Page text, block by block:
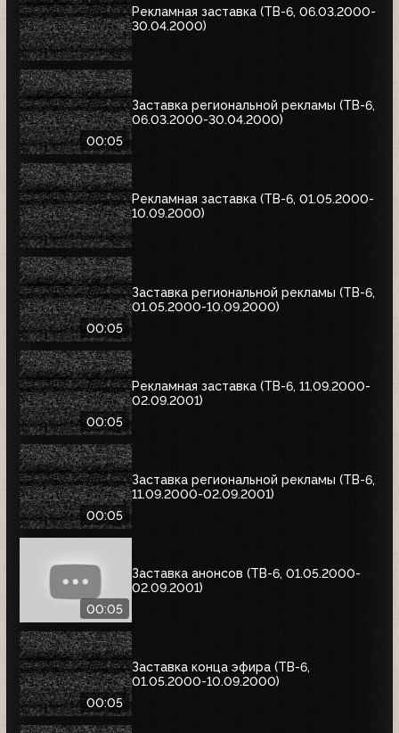
Рекламная заставка (ТВ-6, 06.03.2000-
30.04.2000)
00:05
Заставка региональной рекламы (ТВ-6,
06.03.2000-30.04.2000)
Рекламная заставка (ТВ-6, 01.05.2000-
10.09.2000)
00:05
Заставка региональной рекламы (ТВ-6,
01.05.2000-10.09.2000)
00:05
Рекламная заставка (ТВ-6, 11.09.2000-
02.09.2001)
00:05
Заставка региональной рекламы (ТВ-6,
11.09.2000-02.09.2001)
00:05
Заставка анонсов (ТВ-6, 01.05.2000-
02.09.2001)
00:05
Заставка конца эфира (ТВ-6,
01.05.2000-10.09.2000)